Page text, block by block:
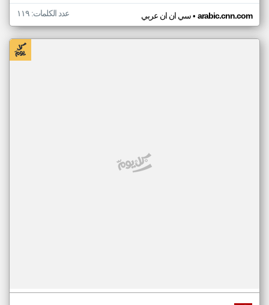
سي ان ان عربي• arabic.cnn.com عدد الكلمات: ١١٩